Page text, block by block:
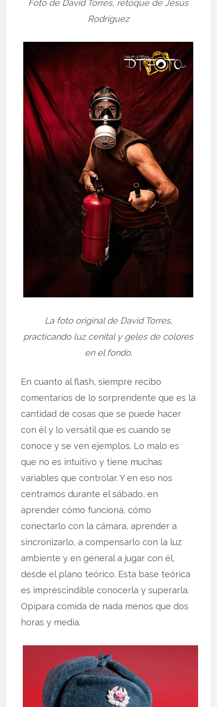
Foto de David Torres, retoque de Jesús
Rodríguez
La foto original de David Torres,
practicando luz cenital y geles de colores
en el fondo.
En cuanto al flash, siempre recibo
comentarios de lo sorprendente que es la
cantidad de cosas que se puede hacer
con él y lo versátil que es cuando se
conoce y se ven ejemplos. Lo malo es
que no es intuitivo y tiene muchas
variables que controlar. Y en eso nos
centramos durante el sábado, en
aprender cómo funciona, cómo
conectarlo con la cámara, aprender a
sincronizarlo, a compensarlo con la luz
ambiente y en general a jugar con él,
desde el plano teórico. Esta base teórica
es imprescindible conocerla y superarla.
Opípara comida de nada menos que dos
horas y media.